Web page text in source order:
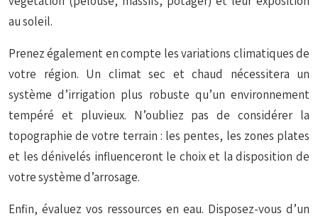
au soleil.
Prenez également en compte les variations climatiques de
votre région. Un climat sec et chaud nécessitera un
système d’irrigation plus robuste qu’un environnement
tempéré et pluvieux. N’oubliez pas de considérer la
topographie de votre terrain : les pentes, les zones plates
et les dénivelés influenceront le choix et la disposition de
votre système d’arrosage.
Enfin, évaluez vos ressources en eau. Disposez-vous d’un